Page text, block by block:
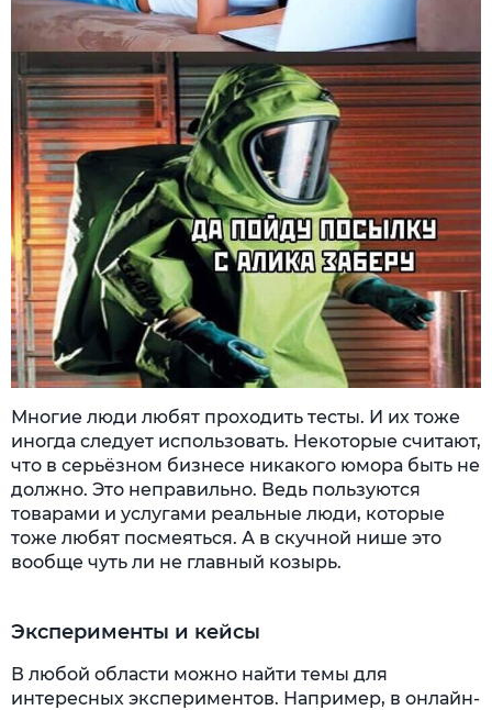
Многие люди любят проходить тесты. И их тоже
иногда следует использовать. Некоторые считают,
что в серьёзном бизнесе никакого юмора быть не
должно. Это неправильно. Ведь пользуются
товарами и услугами реальные люди, которые
тоже любят посмеяться. А в скучной нише это
вообще чуть ли не главный козырь.
Эксперименты и кейсы
В любой области можно найти темы для
интересных экспериментов. Например, в онлайн-